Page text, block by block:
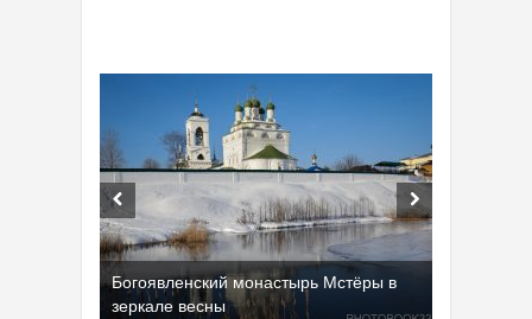
Богоявленский монастырь Мстёры в
зеркале весны